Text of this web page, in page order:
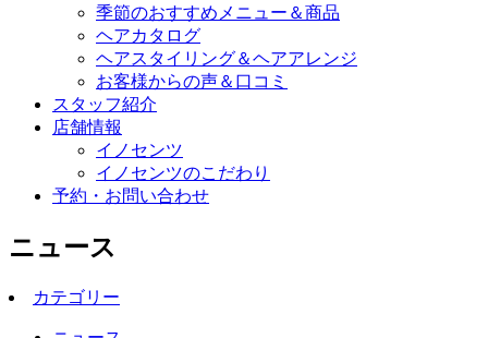
季節のおすすめメニュー＆商品
ヘアカタログ
ヘアスタイリング＆ヘアアレンジ
お客様からの声＆口コミ
スタッフ紹介
店舗情報
イノセンツ
イノセンツのこだわり
予約・お問い合わせ
ニュース
カテゴリー